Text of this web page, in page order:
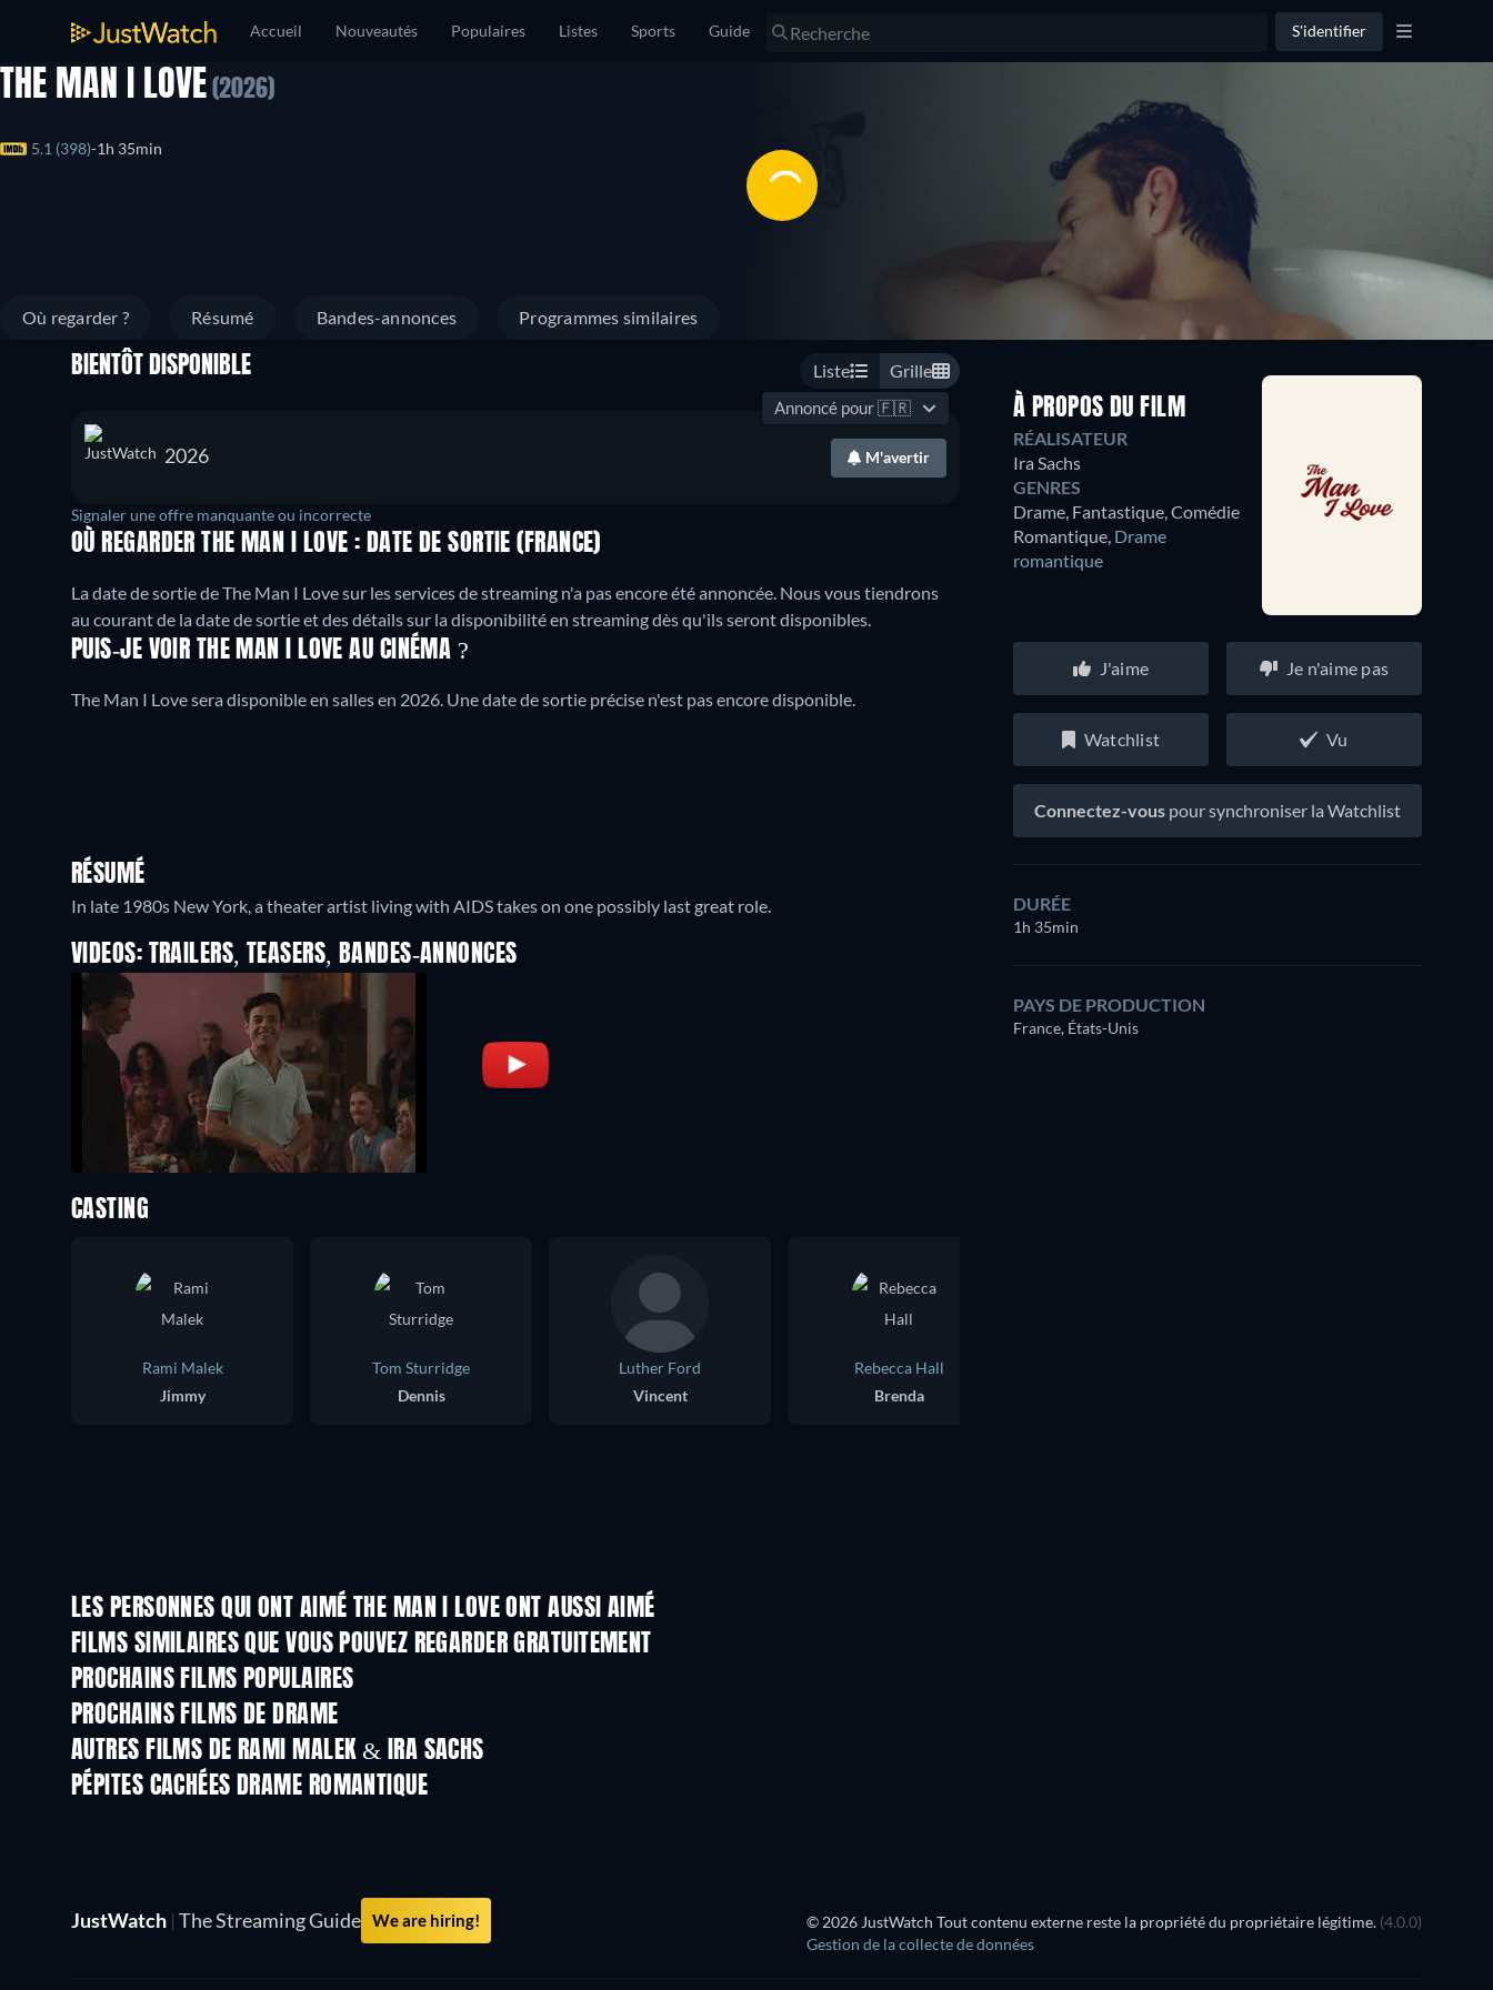
Accueil Nouveautés Populaires Listes Sports Guide S'identifier
THE MAN I LOVE (2026)
5.1 (398) 1h 35min
Où regarder ? Résumé Bandes-annonces Programmes similaires
BIENTÔT DISPONIBLE Liste Grille
Annoncé pour🇫🇷
2026 M'avertir
Signaler une offre manquante ou incorrecte
OÙ REGARDER THE MAN I LOVE : DATE DE SORTIE (FRANCE)
La date de sortie de The Man I Love sur les services de streaming n'a pas encore été annoncée. Nous vous tiendrons
au courant de la date de sortie et des détails sur la disponibilité en streaming dès qu'ils seront disponibles.
PUIS-JE VOIR THE MAN I LOVE AU CINÉMA ?
The Man I Love sera disponible en salles en 2026. Une date de sortie précise n'est pas encore disponible.
RÉSUMÉ
In late 1980s New York, a theater artist living with AIDS takes on one possibly last great role.
VIDEOS: TRAILERS, TEASERS, BANDES-ANNONCES
À PROPOS DU FILM
RÉALISATEUR
Ira Sachs
GENRES
Drame, Fantastique, Comédie
Romantique, Drame
romantique
J'aime Je n'aime pas
Watchlist Vu
Connectez-vous pour synchroniser la Watchlist
DURÉE
1h 35min
PAYS DE PRODUCTION
France, États-Unis
CASTING
Rami Malek
Jimmy
Tom Sturridge
Dennis
Luther Ford
Vincent
Rebecca Hall
Brenda
LES PERSONNES QUI ONT AIMÉ THE MAN I LOVE ONT AUSSI AIMÉ
FILMS SIMILAIRES QUE VOUS POUVEZ REGARDER GRATUITEMENT
PROCHAINS FILMS POPULAIRES
PROCHAINS FILMS DE DRAME
AUTRES FILMS DE RAMI MALEK & IRA SACHS
PÉPITES CACHÉES DRAME ROMANTIQUE
JustWatch | The Streaming Guide We are hiring! © 2026 JustWatch Tout contenu externe reste la propriété du propriétaire légitime. (4.0.0)
Gestion de la collecte de données